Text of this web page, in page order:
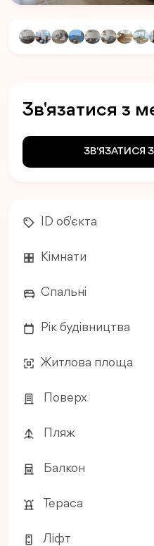
Зв'язатися з
ЗВ'ЯЗАТИСЯ
ID об'єкта
Кімнати
Спальні
Рік будівництва
Житлова площа
Поверх
Пляж
Балкон
Тераса
Ліфт